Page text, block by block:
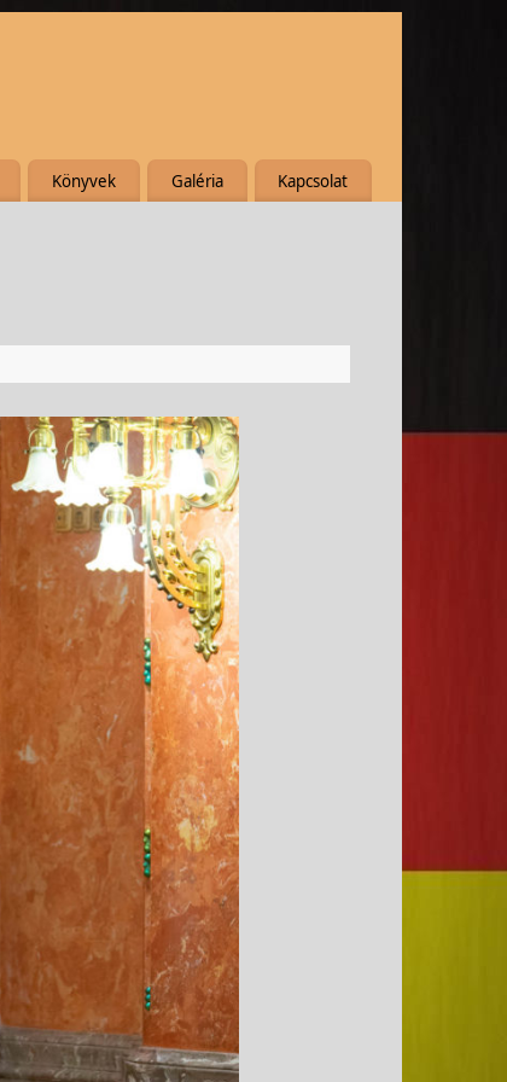
Könyvek Galéria Kapcsolat